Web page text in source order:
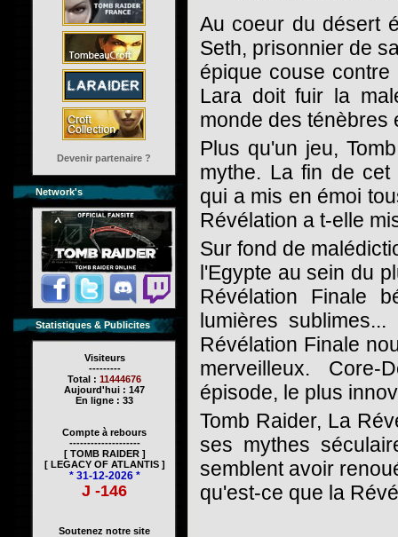
Devenir partenaire ?
Network's
Statistiques & Publicites
Visiteurs
---------
Total : 11444676
Aujourd'hui : 147
En ligne : 33
Compte à rebours
--------------------
[ TOMB RAIDER ]
[ LEGACY OF ATLANTIS ]
* 31-12-2026 *
J -146
Soutenez notre site
Au coeur du désert
Seth, prisonnier de
épique couse
Lara doit fuir la
monde des ténèbres
Plus qu'un jeu,
mythe. La fin de cet
qui a mis en émoi
Révélation a t-elle
Sur fond de
l'Egypte au sein du
Révélation Finale
lumières
Révélation Finale
merveilleux.
épisode, le plus
Tomb Raider, La
ses mythes
semblent avoir
qu'est-ce que la